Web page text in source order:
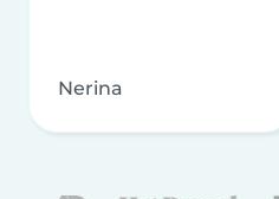
Nerina